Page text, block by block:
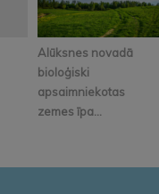
Alūksnes novadā
bioloģiski
apsaimniekotas
zemes īpa...